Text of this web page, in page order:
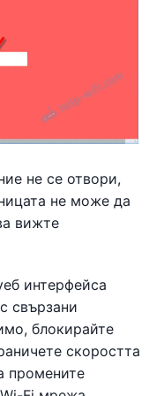
не се отвори,
не може да
вижте
интерфейса
свързани
блокирайте
скоростта
промените